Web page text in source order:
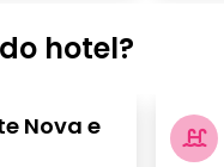
hotel?
Nova e